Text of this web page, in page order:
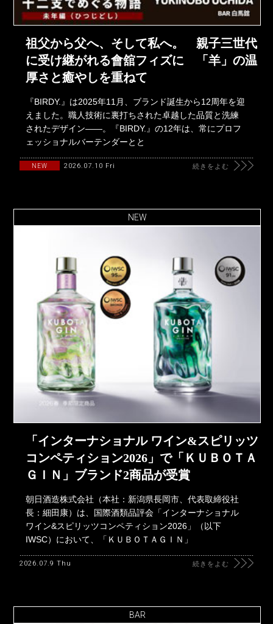
祖父から父へ、そして私へ。 親子三世代
に受け継がれる會舘フィズに 「羊」の温
厚さと癒やしを重ねて
『BIRDY.』は2025年11月、ブランド誕生から12周年を迎
えました。職人技術に裏打ちされた卓越した品質と洗練
されたデザイン――。『BIRDY.』の12年は、常にプロフ
ェッショナルバーテンダーとと
NEW 2026.07.10 Fri 続きをよむ
NEW
「インターナショナル ワイン&スピリッツ
コンペティション2026」で「ＫＵＢＯＴＡ
ＧＩＮ」ブランド2商品が受賞
朝日酒造株式会社（本社：新潟県長岡市、代表取締役社
長：細田康）は、国際酒類品評会「インターナショナル
ワイン&スピリッツコンペティション2026」（以下
IWSC）において、「ＫＵＢＯＴＡＧＩＮ」
2026.07.9 Thu 続きをよむ
BAR